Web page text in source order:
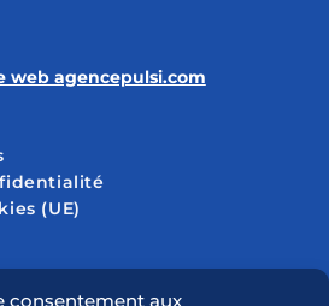
consentement aux
web agencepulsi.com
(UE)